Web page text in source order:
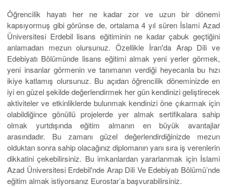
Öğrencilik hayatı her ne kadar zor ve uzun bir dönemi
kapsıyormuş gibi görünse de, ortalama 4 yıl süren İslami Azad
Üniversitesi Erdebil lisans eğitiminin ne kadar çabuk geçtiğini
anlamadan mezun olursunuz. Özellikle İran'da Arap Dili ve
Edebiyatı Bölümünde lisans eğitimi almak yeni yerler görmek,
yeni insanlar görmenin ve tanımanın verdiği heyecanla bu hızı
ikiye katlamış olursunuz. Bu açıdan öğrencilik döneminizde en
iyi en güzel şekilde değerlendirmek her gün kendinizi geliştirecek
aktiviteler ve etkinliklerde bulunmak kendinizi öne çıkarmak için
olabildiğince gönüllü projelerde yer almak sertifikalara sahip
olmak yurtdışında eğitim almanın en büyük avantajlar
arasındadır. Bu zamanı güzel değerlendirdiğinizde mezun
olduktan sonra sahip olacağınız diplomanın yanı sıra iş verenlerin
dikkatini çekebilirsiniz. Bu imkanlardan yararlanmak için İslami
Azad Üniversitesi Erdebil'nde Arap Dili Ve Edebiyatı Bölümü’nde
eğitim almak istiyorsanız Eurostar’a başvurabilirsiniz.